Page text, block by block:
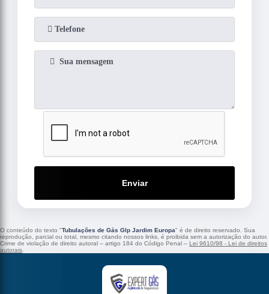
Enviar
O conteúdo do texto "Tubulações de Gás Glp Jardim Europa" é de direito reservado. Sua
reprodução, parcial ou total, mesmo citando nossos links, é proibida sem a autorização do autor.
Crime de violação de direito autoral – artigo 184 do Código Penal – Lei 9610/98 - Lei de direitos
autorais